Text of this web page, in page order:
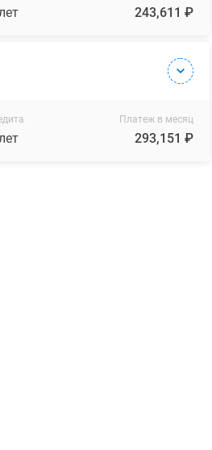
243,611 ₽
Платеж в месяц
293,151 ₽